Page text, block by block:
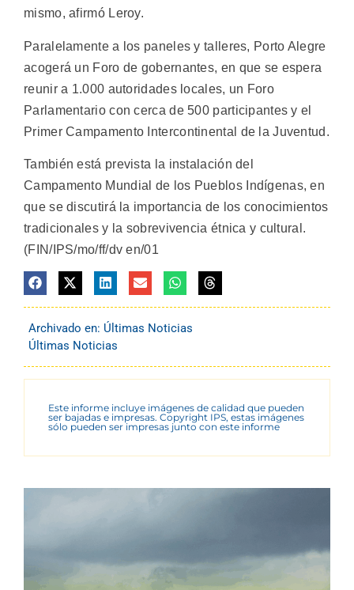
mismo, afirmó Leroy.
Paralelamente a los paneles y talleres, Porto Alegre
acogerá un Foro de gobernantes, en que se espera
reunir a 1.000 autoridades locales, un Foro
Parlamentario con cerca de 500 participantes y el
Primer Campamento Intercontinental de la Juventud.
También está prevista la instalación del
Campamento Mundial de los Pueblos Indígenas, en
que se discutirá la importancia de los conocimientos
tradicionales y la sobrevivencia étnica y cultural.
(FIN/IPS/mo/ff/dv en/01
Archivado en: Últimas Noticias
Últimas Noticias
Este informe incluye imágenes de calidad que pueden
ser bajadas e impresas. Copyright IPS, estas imágenes
sólo pueden ser impresas junto con este informe